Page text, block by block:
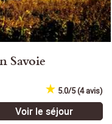
Savoie
5.0/5 (4 avis)
Voir le séjour